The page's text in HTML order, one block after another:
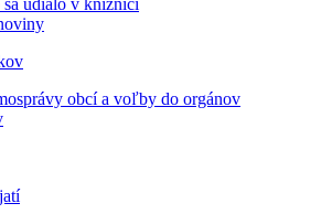
sa udialo v knižnici
obcí a voľby do orgánov